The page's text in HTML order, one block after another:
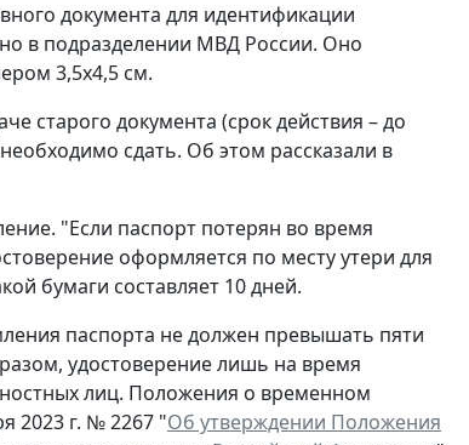
документа для идентификации
в подразделении МВД России. Оно
3,5x4,5 см.
старого документа (срок действия – до
сдать. Об этом рассказали в
"Если паспорт потерян во время
оформляется по месту утери для
бумаги составляет 10 дней.
паспорта не должен превышать пяти
удостоверение лишь на время
лиц. Положения о временном
2023 г. № 2267 "Об утверждении Положения